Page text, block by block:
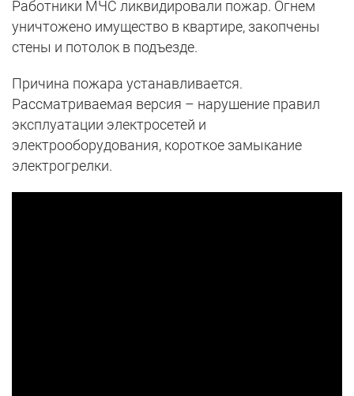
Работники МЧС ликвидировали пожар. Огнем
уничтожено имущество в квартире, закопчены
стены и потолок в подъезде.
Причина пожара устанавливается.
Рассматриваемая версия – нарушение правил
эксплуатации электросетей и
электрооборудования, короткое замыкание
электрогрелки.